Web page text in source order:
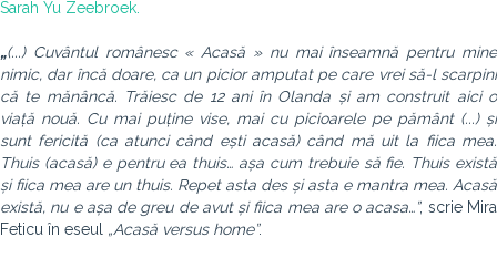
Sarah Yu Zeebroek.
„(...) Cuvântul românesc « Acasă »nu mai înseamnă pentru mine
nimic, dar încă doare, ca un picior amputat pe care vrei să-l scarpini
că te mănâncă. Trăiesc de 12 ani în Olanda și am construit aici o
viață nouă. Cu mai puține vise, mai cu picioarele pe pământ (...) și
sunt fericită (ca atunci când ești acasă) când mă uit la fiica mea.
Thuis (acasă) e pentru ea thuis… așa cum trebuie să fie. Thuis există
și fiica mea are un thuis. Repet asta des și asta e mantra mea. Acasă
există, nu e așa de greu de avut și fiica mea are o acasa…”, scrie Mira
Feticu în eseul „Acasă versus home”.